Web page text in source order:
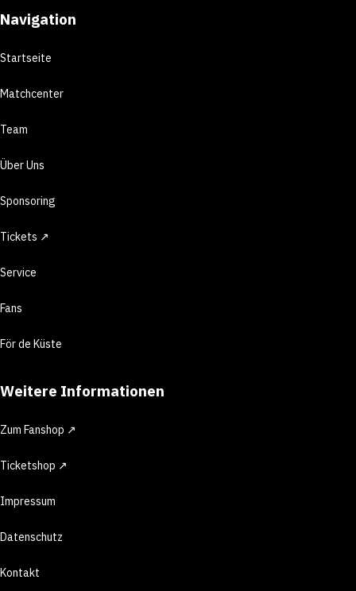
Navigation
Startseite
Matchcenter
Team
Über Uns
Sponsoring
Tickets ↗
Service
Fans
För de Küste
Weitere Informationen
Zum Fanshop ↗
Ticketshop ↗
Impressum
Datenschutz
Kontakt